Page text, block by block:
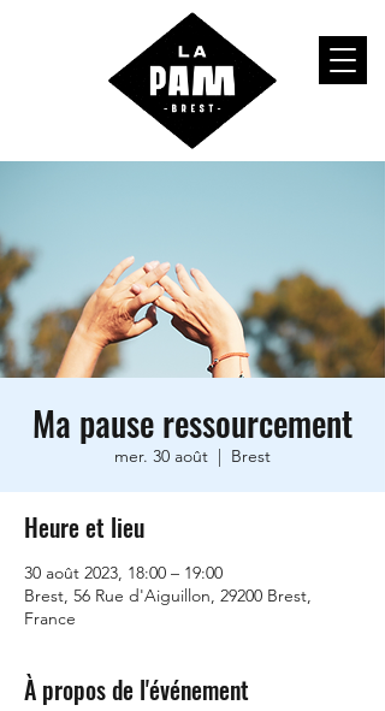
Ma pause ressourcement
mer. 30 août
  |
Brest
Heure et lieu
30 août 2023, 18:00 – 19:00
Brest, 56 Rue d'Aiguillon, 29200 Brest,
France
À propos de l'événement